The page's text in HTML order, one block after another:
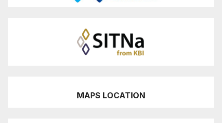
MAPS LOCATION